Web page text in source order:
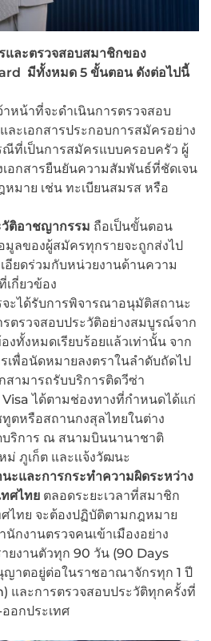
และตรวจสอบสมาชิกของ
มีทั้งหมด 5 ขั้นตอน ดังต่อไปนี้
าหน้าที่จะดำเนินการตรวจสอบ
ะเอกสารประกอบการสมัครอย่าง
ณีที่เป็นการสมัครแบบครอบครัว ผู้
อกสารยืนยันความสัมพันธ์ที่ชัดเจน
มาย เช่น ทะเบียนสมรส หรือ
วัติอาชญากรรม ถือเป็นขั้นตอน
ลของผู้สมัครทุกรายจะถูกส่งไป
อียดร่วมกับหน่วยงานด้านความ
กี่ยวข้อง
ะได้รับการพิจารณาอนุมัติสถานะ
ตรวจสอบประวัติอย่างสมบูรณ์จาก
งทั้งหมดเรียบร้อยแล้วเท่านั้น จาก
เพื่อนัดหมายลงตราในลำดับถัดไป
สามารถรับบริการติดวีซ่า
ได้ตามช่องทางที่กำหนดได้แก่
ตหรือสถานกงสุลไทยในต่าง
บริการ ณ สนามบินนานาชาติ
ภูเก็ต และเเจ้งวัฒนะ
ะและการกระทำความผิดระหว่าง
ศไทย ตลอดระยะเวลาที่สมาชิก
ไทย จะต้องปฏิบัติตามกฎหมาย
นักงานตรวจคนเข้าเมืองอย่าง
ายงานตัวทุก 90 วัน (90 Days
าตอยู่ต่อในราชอาณาจักรทุก 1 ปี
และการตรวจสอบประวัติทุกครั้งที่
อกประเทศ